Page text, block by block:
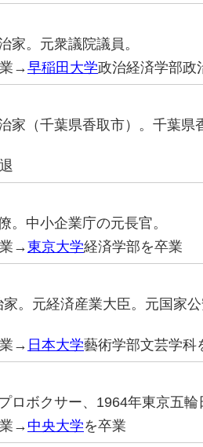
家。元衆議院議員。
→早稲田大学政治経済学部政
家（千葉県香取市）。千葉県
。中小企業庁の元長官。
→東京大学経済学部を卒業
。元経済産業大臣。元国家
→ 日本大学藝術学部文芸学科
ロボクサー、1964年東京五輪
→中央大学を卒業